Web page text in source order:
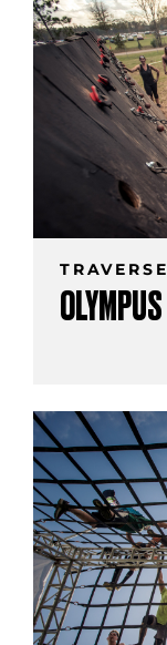
TRAVERSE
OLYMPUS